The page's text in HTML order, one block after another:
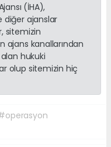
(İHA),
diğer ajanslar
sitemizin
ajans kanallarından
hukuki
olup sitemizin hiç